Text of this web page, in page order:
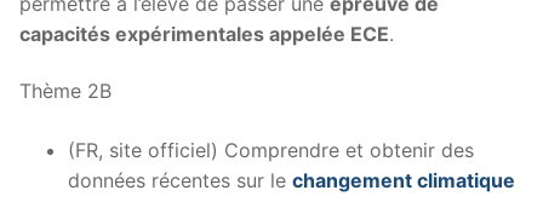
capacités expérimentales appelée ECE.
Thème 2B
(FR, site officiel) Comprendre et obtenir des
données récentes sur le changement climatique